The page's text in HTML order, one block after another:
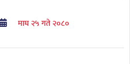
माघ २५ गते २०८०